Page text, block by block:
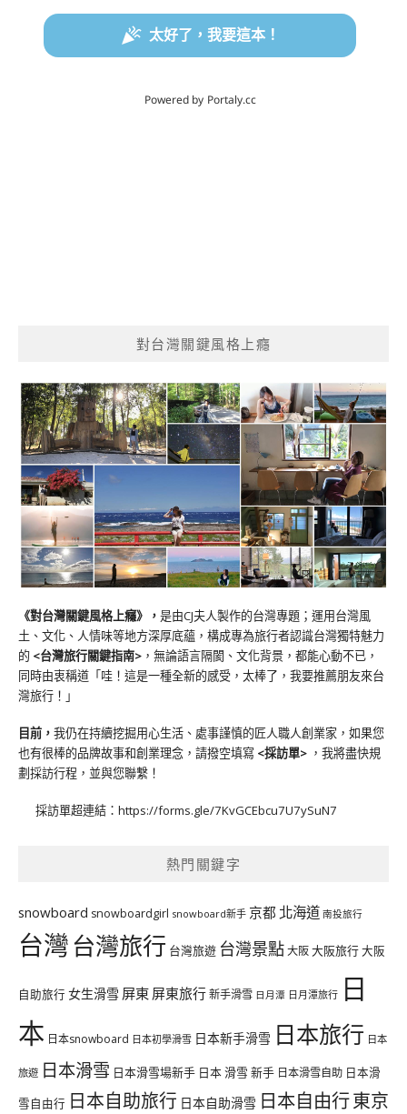
對台灣關鍵風格上癮
《對台灣關鍵風格上癮》 ， 是由CJ夫人製作的台灣專題；運用台灣風
土、文化、人情味等地方深厚底蘊，構成專為旅行者認識台灣獨特魅力
的 <台灣旅行關鍵指南> ，無論語言隔閡、文化背景，都能心動不已，
同時由衷稱道「哇！這是一種全新的感受，太棒了，我要推薦朋友來台
灣旅行！」
目前， 我仍在持續挖掘用心生活、處事謹慎的匠人職人創業家，如果您
也有很棒的品牌故事和創業理念，請撥空填寫 <採訪單> ，我將盡快規
劃採訪行程，並與您聯繫！
採訪單超連結： https://forms.gle/7KvGCEbcu7U7ySuN7
熱門關鍵字
snowboard snowboardgirl snowboard新手 京都 北海道 南投旅行
台灣台灣旅行 台灣旅遊 台灣景點大阪大阪旅行大阪
自助旅行 女生滑雪 屏東 屏東旅行新手滑雪 日月潭 日月潭旅行 日
本 日本snowboard 日本初學滑雪 日本新手滑雪 日本旅行 日本
旅遊 日本滑雪 日本滑雪場新手 日本 滑雪 新手 日本滑雪自助 日本滑
雪自由行 日本自助旅行 日本自助滑雪 日本自由行東京